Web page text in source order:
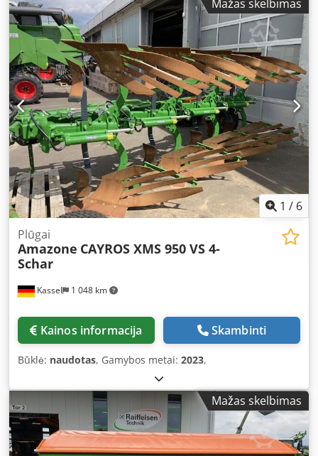
Mažas skelbimas
1 / 6
Kassel 1 048 km
Plūgai
Amazone CAYROS XMS 950 VS 4-
Schar
Kainos informacija Skambinti
Būklė: naudotas, Gamybos metai: 2023,
Mažas skelbimas